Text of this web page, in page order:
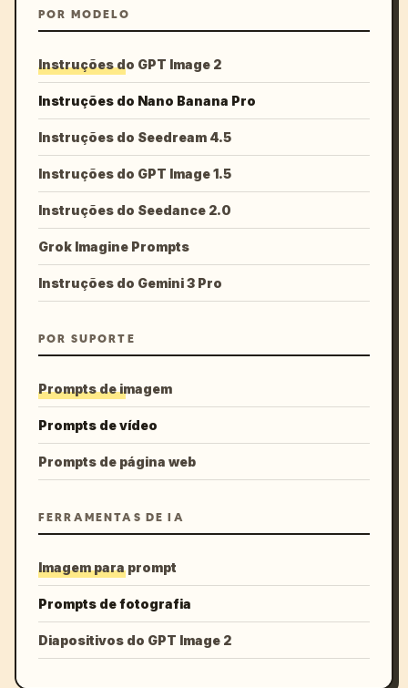
POR MODELO
Instruções do GPT Image 2
Instruções do Nano Banana Pro
Instruções do Seedream 4.5
Instruções do GPT Image 1.5
Instruções do Seedance 2.0
Grok Imagine Prompts
Instruções do Gemini 3 Pro
POR SUPORTE
Prompts de imagem
Prompts de vídeo
Prompts de página web
FERRAMENTAS DE IA
Imagem para prompt
Prompts de fotografia
Diapositivos do GPT Image 2